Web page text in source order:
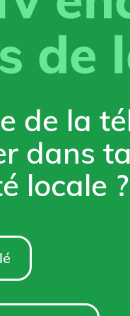
de
de la
dans ta
locale ?